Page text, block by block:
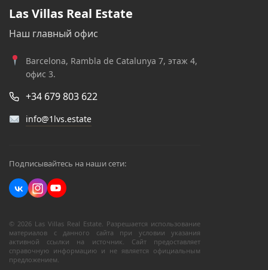
Las Villas Real Estate
Наш главный офис
Barcelona, Rambla de Catalunya 7, этаж 4,
офис 3.
+34 679 803 622
info@1lvs.estate
Подписывайтесь на наши сети:
© 2026 Las Villas Real Estate. Разрешается использование
материалов с данного сайта при условии указания
активной ссылки на источник. Сайт предоставляет
справочную информацию и не является официальным
предложением.